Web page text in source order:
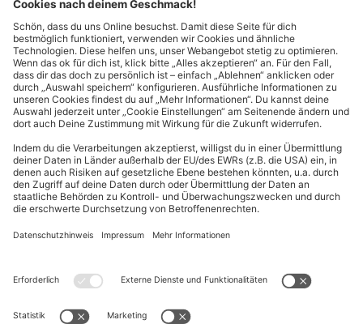
Kontakt
Cookie-Einstellungen
Kundeninformationen
ALDI Nord folgen
* Wir bitten um Beachtung, dass diese Aktionsartikel im
begrenzter Anzahl zur Verfügung stehen. Sie können daher schon